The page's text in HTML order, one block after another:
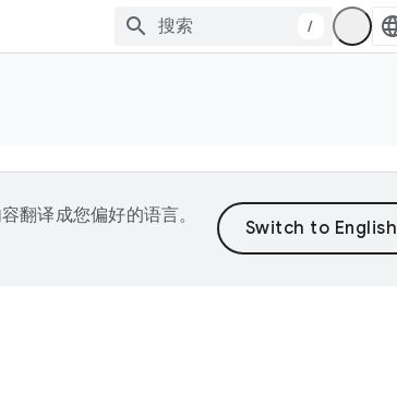
/
翻译成您偏好的语言。